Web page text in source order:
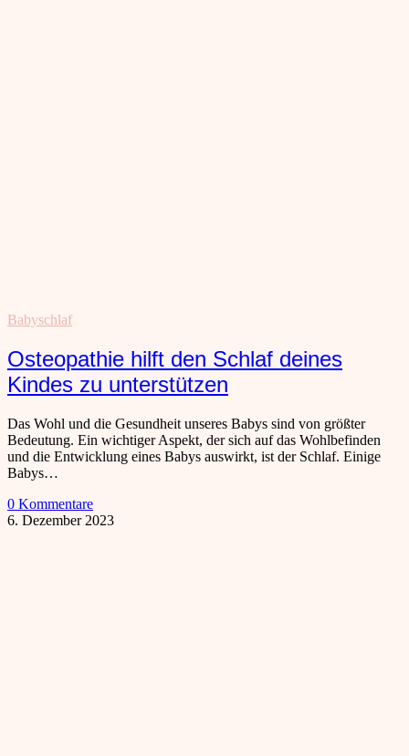
Babyschlaf
Osteopathie hilft den Schlaf deines
Kindes zu unterstützen
Das Wohl und die Gesundheit unseres Babys sind von größter
Bedeutung. Ein wichtiger Aspekt, der sich auf das Wohlbefinden
und die Entwicklung eines Babys auswirkt, ist der Schlaf. Einige
Babys…
0 Kommentare
6. Dezember 2023